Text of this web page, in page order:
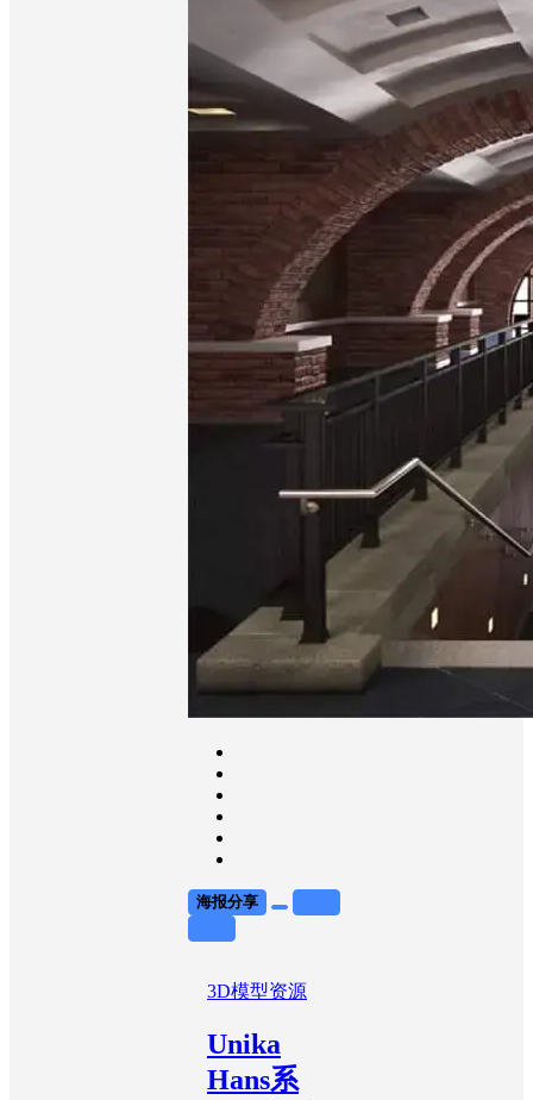
海报分享
3D模型资源
Unika
Hans系